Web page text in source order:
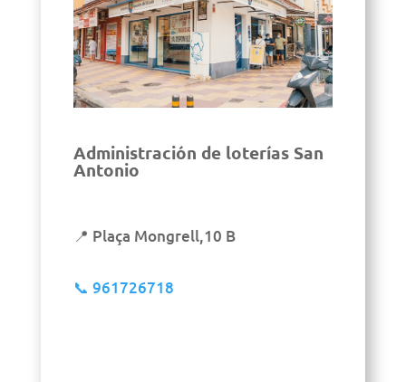
Administración de loterías San
Antonio
📍 Plaça Mongrell,10 B
📞 961726718